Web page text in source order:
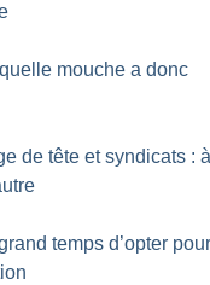
mouche a donc
de tête et syndicats :
temps d’opter